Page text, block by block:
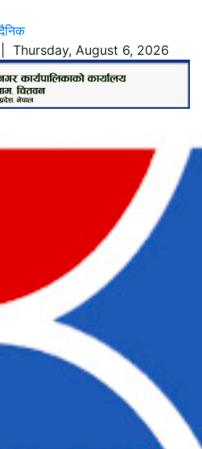
| Thursday, August 6, 2026